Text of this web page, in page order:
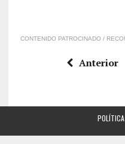
CONTENIDO PATROCINADO /
Anterior